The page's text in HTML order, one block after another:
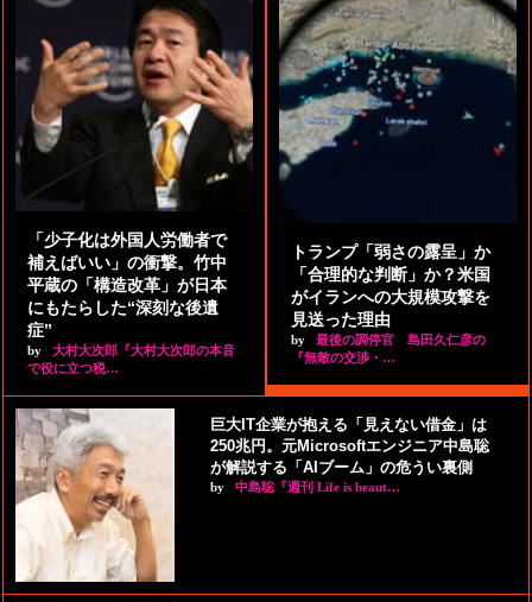
「少子化は外国人労働者で
補えばいい」の衝撃。竹中
平蔵の「構造改革」が日本
にもたらした“深刻な後遺
症”
by
大村大次郎『大村大次郎の本音
で役に立つ税…
トランプ「弱さの露呈」か
「合理的な判断」か？米国
がイランへの大規模攻撃を
見送った理由
by
最後の調停官 島田久仁彦の
『無敵の交渉・…
巨大IT企業が抱える「見えない借金」は
250兆円。元Microsoftエンジニア中島聡
が解説する「AIブーム」の危うい裏側
by 中島聡『週刊 Life is beaut…